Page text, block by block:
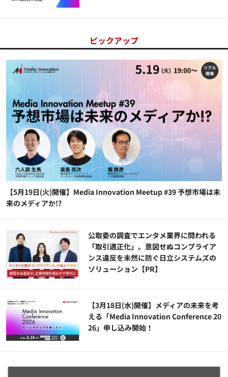
ピックアップ
【5月19日(火)開催】Media Innovation Meetup #39 予想市場は未
来のメディアか!?
公​​取委の調査でエンタメ業界に問われる
「取引適正化」。意図せぬコンプライア
ンス違反を未然に防ぐ日立システムズの
ソリューション​【PR】
【3月18日(水)開催】メディアの未来を考
える「Media Innovation Conference 20
26」申し込み開始！